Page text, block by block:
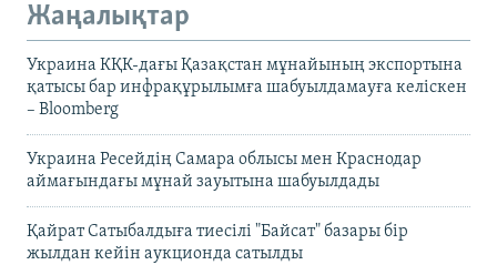
Жаңалықтар
Украина КҚК-дағы Қазақстан мұнайының экспортына
қатысы бар инфрақұрылымға шабуылдамауға келіскен
– Bloomberg
Украина Ресейдің Самара облысы мен Краснодар
аймағындағы мұнай зауытына шабуылдады
Қайрат Сатыбалдыға тиесілі "Байсат" базары бір
жылдан кейін аукционда сатылды